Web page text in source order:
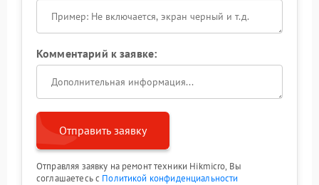
Комментарий к заявке:
Отправить заявку
Отправляя заявку на ремонт техники Hikmicro, Вы
соглашаетесь с Политикой конфиденциальности